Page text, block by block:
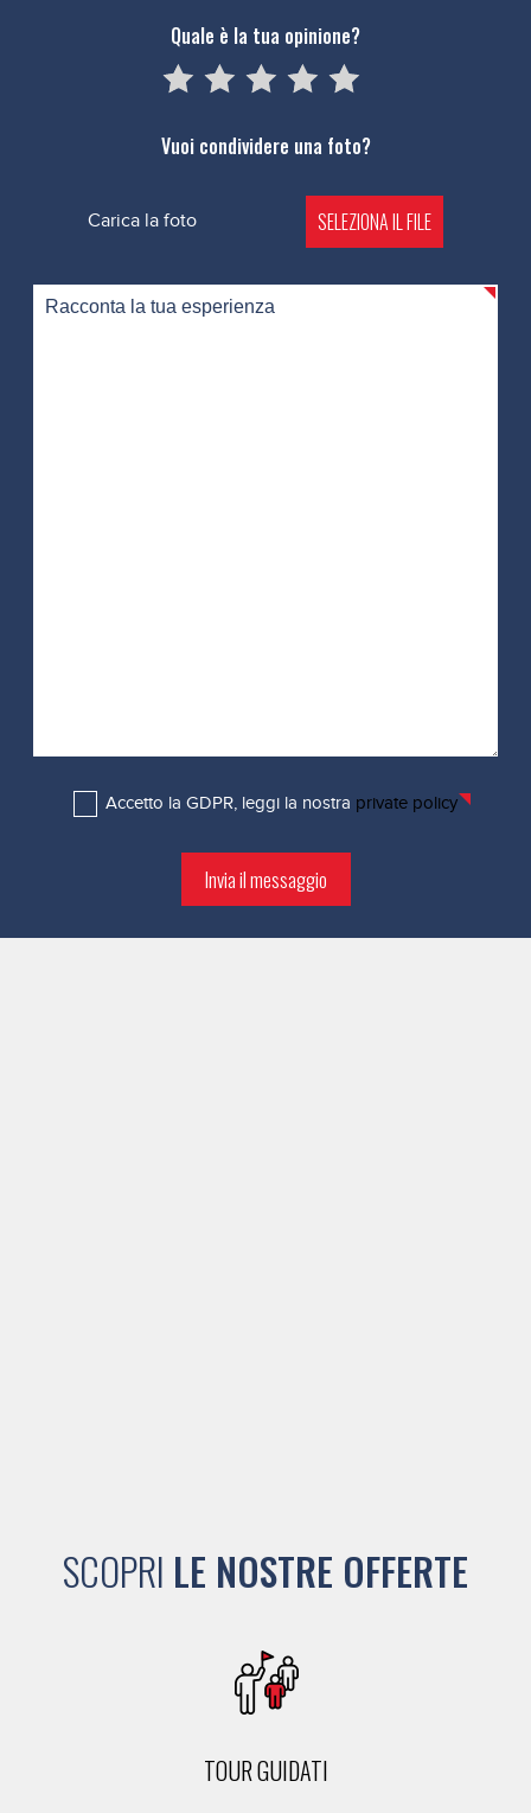
Quale è la tua opinione?
45
4
35
3
25
2
15
05
Vuoi condividere una foto?
Carica la foto SELEZIONA IL FILE
Accetto la GDPR, leggi la nostra private policy
Invia il messaggio
SCOPRI LE NOSTRE OFFERTE
TOUR GUIDATI